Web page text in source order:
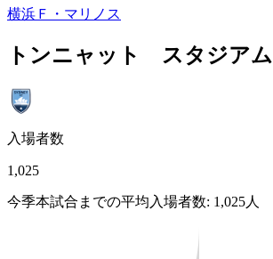
横浜Ｆ・マリノス
トンニャット スタジアム
入場者数
1,025
今季本試合までの平均入場者数: 1,025人